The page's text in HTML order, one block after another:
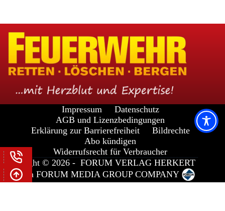
Impressum
Datenschutz
AGB und Lizenzbedingungen
Erklärung zur Barrierefreiheit
Bildrechte
Abo kündigen
Widerrufsrecht für Verbraucher
Copyright © 2026 - FORUM VERLAG HERKERT
GMBH
aFORUM MEDIA GROUPCOMPANY